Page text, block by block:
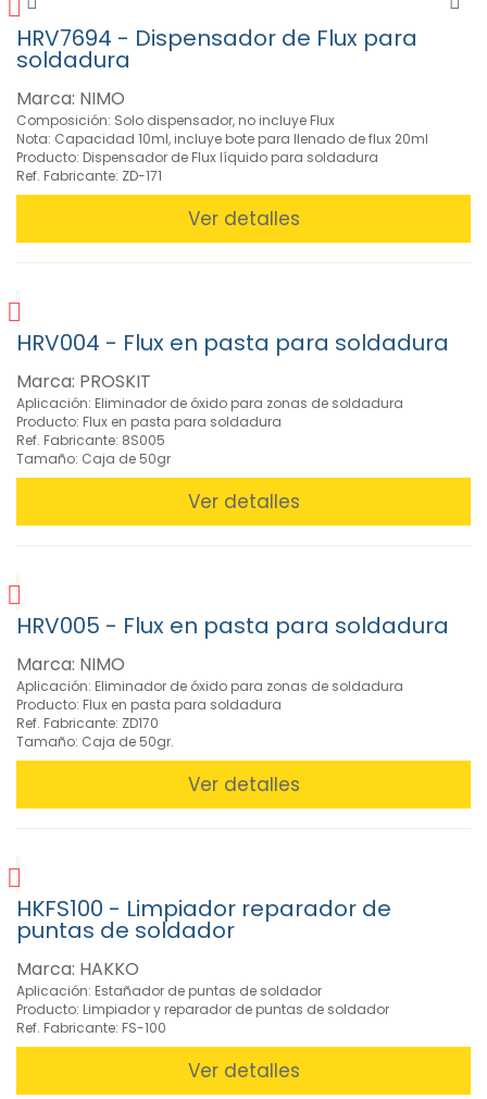
HRV7694 - Dispensador de Flux para
soldadura
Marca: NIMO
Composición: Solo dispensador, no incluye Flux
Nota: Capacidad 10ml, incluye bote para llenado de flux 20ml
Producto: Dispensador de Flux líquido para soldadura
Ref. Fabricante: ZD-171
Ver detalles
HRV004 - Flux en pasta para soldadura
Marca: PROSKIT
Aplicación: Eliminador de óxido para zonas de soldadura
Producto: Flux en pasta para soldadura
Ref. Fabricante: 8S005
Tamaño: Caja de 50gr
Ver detalles
HRV005 - Flux en pasta para soldadura
Marca: NIMO
Aplicación: Eliminador de óxido para zonas de soldadura
Producto: Flux en pasta para soldadura
Ref. Fabricante: ZD170
Tamaño: Caja de 50gr.
Ver detalles
HKFS100 - Limpiador reparador de
puntas de soldador
Marca: HAKKO
Aplicación: Estañador de puntas de soldador
Producto: Limpiador y reparador de puntas de soldador
Ref. Fabricante: FS-100
Ver detalles